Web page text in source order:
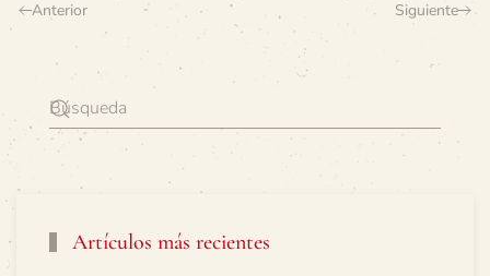
Anterior Siguiente
Artículos más recientes